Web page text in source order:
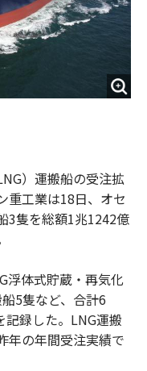
）運搬船の受注拡
重工業は18日、オセ
3隻を総額1兆1242億
浮体式貯蔵・再気化
5隻など、合計6
録した。LNG運搬
年の年間受注実績で